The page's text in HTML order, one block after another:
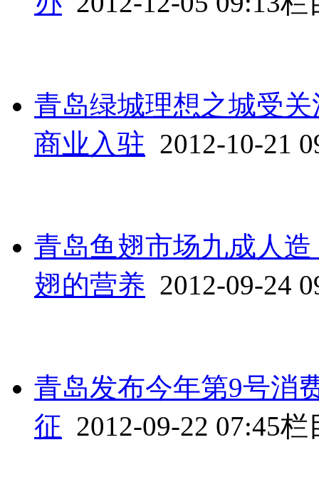
青岛绿城理想之城受
商业入驻 2012-10-21
青岛鱼翅市场九成人
翅的营养 2012-09-24
青岛发布今年第9号消
征 2012-09-22 07:45栏